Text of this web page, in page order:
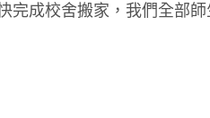
完成校舍搬家，我們全部